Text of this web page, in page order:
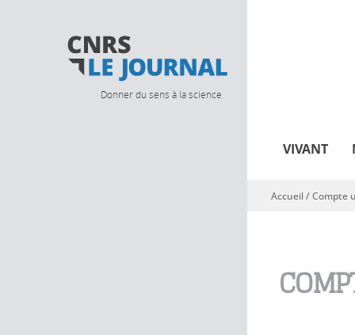
Donner du sens à la science
VIVANT
Vous êtes ici
Accueil/Compte